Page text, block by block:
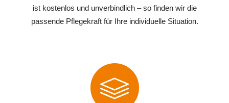
ist kostenlos und unverbindlich – so finden wir die
passende Pflegekraft für Ihre individuelle Situation.